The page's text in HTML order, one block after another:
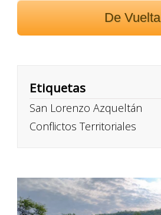
De Vuelta
Etiquetas
San Lorenzo Azqueltán
Conflictos Territoriales